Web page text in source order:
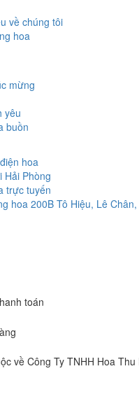
về chúng tôi
hoa
mừng
yêu
buồn
hoa
Hải Phòng
trực tuyến
hoa 200B Tô Hiệu, Lê
toán
về Công Ty TNHH Hoa Thu